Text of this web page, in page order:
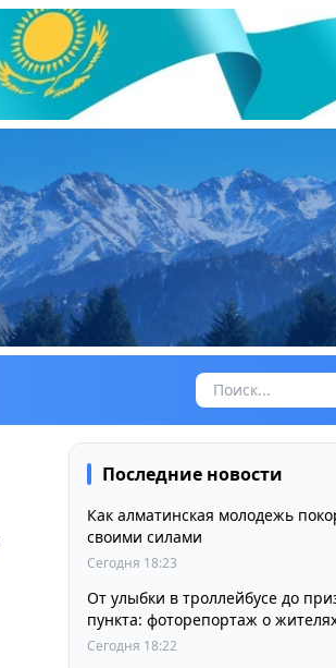
Последние новости
Как алматинская молодежь
своими силами
Сегодня 18:23
От улыбки в троллейбусе до
пункта: фоторепортаж о
Сегодня 18:22